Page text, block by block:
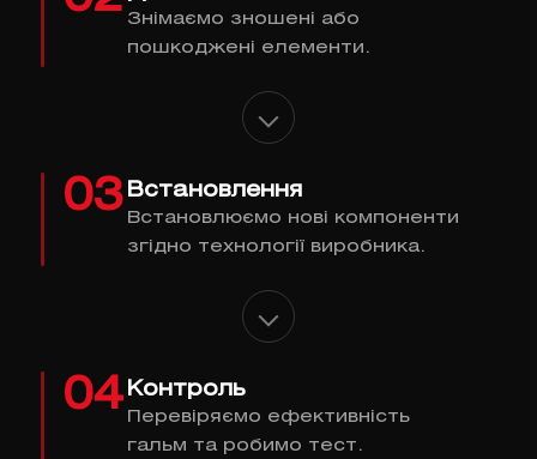
Знімаємо зношені або
пошкоджені елементи.
03 Встановлення
Встановлюємо нові компоненти
згідно технології виробника.
04 Контроль
Перевіряємо ефективність
гальм та робимо тест.